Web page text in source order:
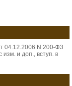
04.12.2006 N 200-ФЗ
и доп., вступ. в